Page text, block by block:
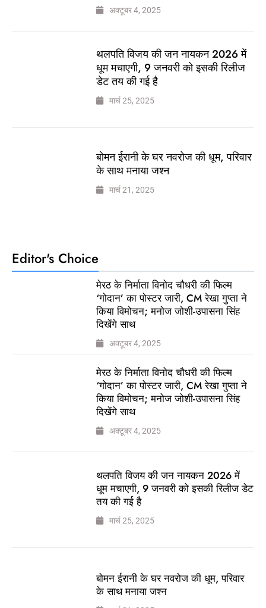
अक्टूबर 4, 2025
थलपति विजय की जन नायकन 2026 में
धूम मचाएगी, 9 जनवरी को इसकी रिलीज
डेट तय की गई है
मार्च 25, 2025
बोमन ईरानी के घर नवरोज की धूम, परिवार
के साथ मनाया जश्न
मार्च 21, 2025
Editor's Choice
मेरठ के निर्माता विनोद चौधरी की फिल्म
‘गोदान’ का पोस्टर जारी, CM रेखा गुप्ता ने
किया विमोचन; मनोज जोशी-उपासना सिंह
दिखेंगे साथ
अक्टूबर 4, 2025
मेरठ के निर्माता विनोद चौधरी की फिल्म
‘गोदान’ का पोस्टर जारी, CM रेखा गुप्ता ने
किया विमोचन; मनोज जोशी-उपासना सिंह
दिखेंगे साथ
अक्टूबर 4, 2025
थलपति विजय की जन नायकन 2026 में
धूम मचाएगी, 9 जनवरी को इसकी रिलीज डेट
तय की गई है
मार्च 25, 2025
बोमन ईरानी के घर नवरोज की धूम, परिवार
के साथ मनाया जश्न